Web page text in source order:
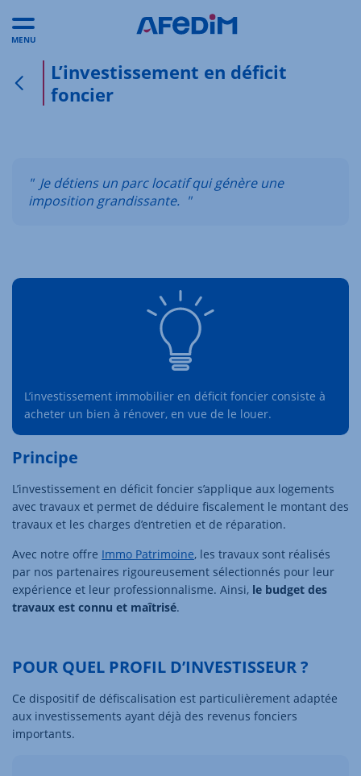
MENU
Retour à la page précédente
L’investissement en déficit
foncier
" Je détiens un parc locatif qui génère une
imposition grandissante. "
L’investissement immobilier en déficit foncier consiste à
acheter un bien à rénover, en vue de le louer.
Principe
L’investissement en déficit foncier s’applique aux logements
avec travaux et permet de déduire fiscalement le montant des
travaux et les charges d’entretien et de réparation.
Avec notre offre Immo Patrimoine, les travaux sont réalisés
par nos partenaires rigoureusement sélectionnés pour leur
expérience et leur professionnalisme. Ainsi, le budget des
travaux est connu et maîtrisé.
POUR QUEL PROFIL D’INVESTISSEUR ?
Ce dispositif de défiscalisation est particulièrement adaptée
aux investissements ayant déjà des revenus fonciers
importants.